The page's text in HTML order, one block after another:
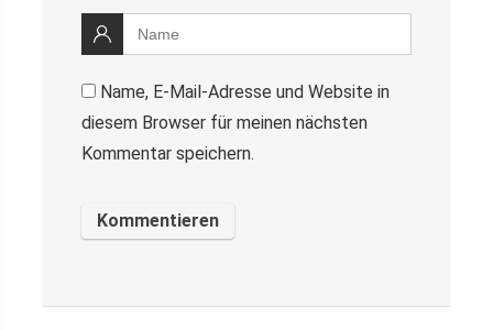
Name, E-Mail-Adresse und Website in
diesem Browser für meinen nächsten
Kommentar speichern.